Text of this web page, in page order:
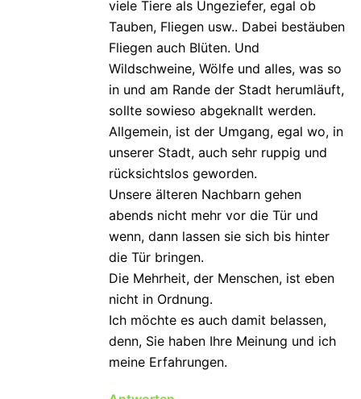
viele Tiere als Ungeziefer, egal ob
Tauben, Fliegen usw.. Dabei bestäuben
Fliegen auch Blüten. Und
Wildschweine, Wölfe und alles, was so
in und am Rande der Stadt herumläuft,
sollte sowieso abgeknallt werden.
Allgemein, ist der Umgang, egal wo, in
unserer Stadt, auch sehr ruppig und
rücksichtslos geworden.
Unsere älteren Nachbarn gehen
abends nicht mehr vor die Tür und
wenn, dann lassen sie sich bis hinter
die Tür bringen.
Die Mehrheit, der Menschen, ist eben
nicht in Ordnung.
Ich möchte es auch damit belassen,
denn, Sie haben Ihre Meinung und ich
meine Erfahrungen.